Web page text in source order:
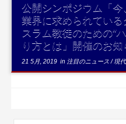
公開シンポジウム「
業界に求められてい
スラム教徒のための“
り方とは」開催のお知
21 5月, 2019 in 注目のニュース/現